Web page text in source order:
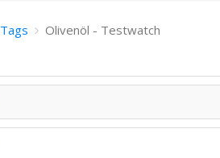
Tags
Olivenöl - Testwatch